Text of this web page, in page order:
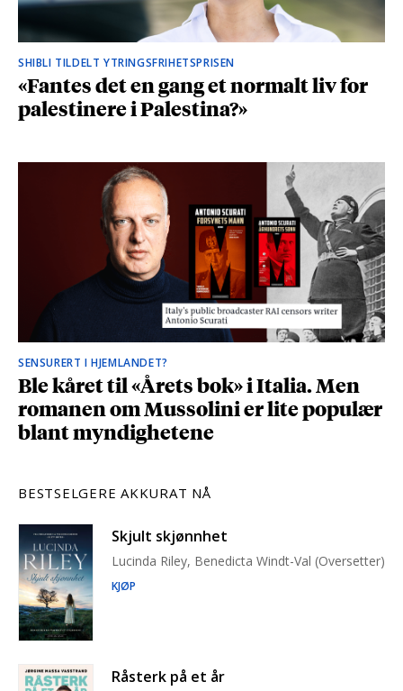
SHIBLI TILDELT YTRINGSFRIHETSPRISEN
«Fantes det en gang et normalt liv for
palestinere i Palestina?»
SENSURERT I HJEMLANDET?
Ble kåret til «Årets bok» i Italia. Men
romanen om Mussolini er lite populær
blant myndighetene
BESTSELGERE AKKURAT NÅ
Skjult skjønnhet
Lucinda Riley, Benedicta Windt-Val (Oversetter)
KJØP
Råsterk på et år